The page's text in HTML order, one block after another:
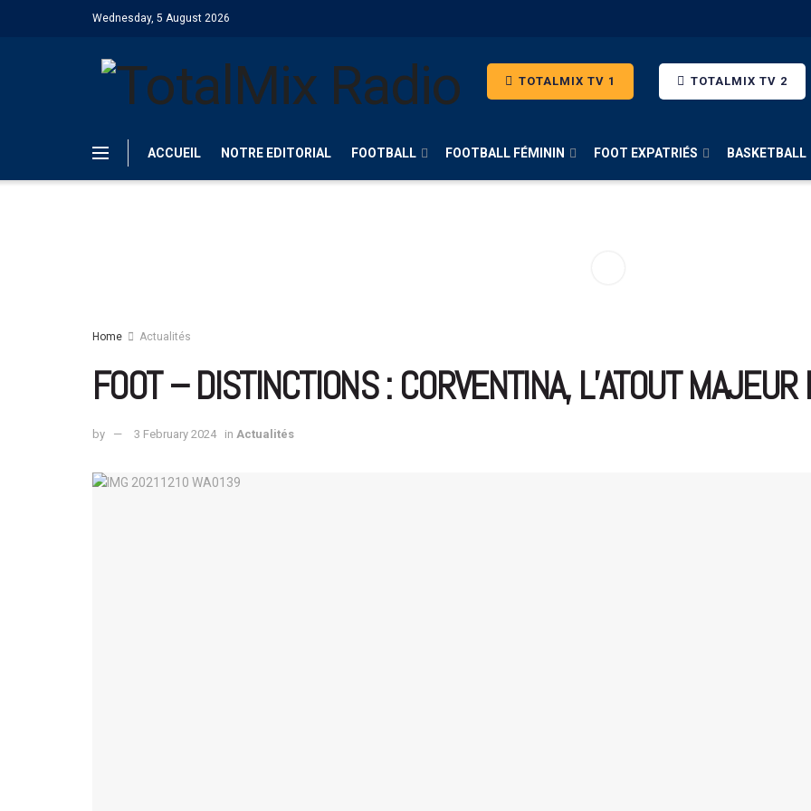
Wednesday, 5 August 2026
TOTALMIX TV 1 TOTALMIX TV 2
ACCUEIL NOTRE EDITORIAL FOOTBALL FOOTBALL FÉMININ FOOT EXPATRIÉS BASKETBALL
Home Actualités
FOOT – DISTINCTIONS : CORVENTINA, L’ATOUT
by 3 February 2024 in Actualités